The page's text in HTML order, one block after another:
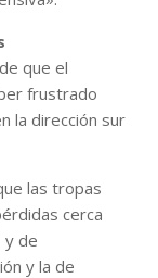
que el
frustrado
la dirección sur
las tropas
cerca
y de
y la de